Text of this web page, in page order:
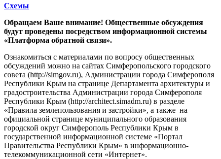
Схемы
Обращаем Ваше внимание! Общественные обсуждения
будут проведены посредством информационной системы
«Платформа обратной связи».
Ознакомиться с материалами по вопросу общественных
обсуждений можно на сайтах Симферопольского городского
совета (http://simgov.ru), Администрации города Симферополя
Республики Крым на странице Департамента архитектуры и
градостроительства Администрации города Симферополя
Республики Крым (http://architect.simadm.ru) в разделе
«Правила землепользования и застройки», а также на
официальной странице муниципального образования
городской округ Симферополь Республики Крым в
государственной информационной системе «Портал
Правительства Республики Крым» в информационно-
телекоммуникационной сети «Интернет».